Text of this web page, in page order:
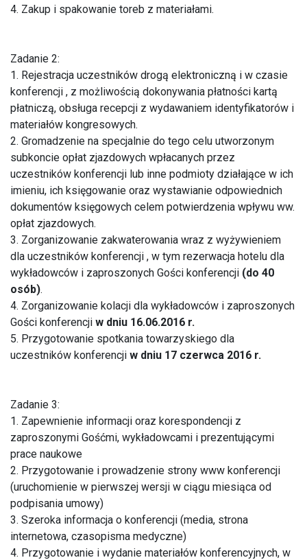
4. Zakup i spakowanie toreb z materiałami.
Zadanie 2:
1. Rejestracja uczestników drogą elektroniczną i w czasie
konferencji , z możliwością dokonywania płatności kartą
płatniczą, obsługa recepcji z wydawaniem identyfikatorów i
materiałów kongresowych.
2. Gromadzenie na specjalnie do tego celu utworzonym
subkoncie opłat zjazdowych wpłacanych przez
uczestników konferencji lub inne podmioty działające w ich
imieniu, ich księgowanie oraz wystawianie odpowiednich
dokumentów księgowych celem potwierdzenia wpływu ww.
opłat zjazdowych.
3. Zorganizowanie zakwaterowania wraz z wyżywieniem
dla uczestników konferencji , w tym rezerwacja hotelu dla
wykładowców i zaproszonych Gości konferencji (do 40
osób).
4. Zorganizowanie kolacji dla wykładowców i zaproszonych
Gości konferencji w dniu 16.06.2016 r.
5. Przygotowanie spotkania towarzyskiego dla
uczestników konferencji w dniu 17 czerwca 2016 r.
Zadanie 3:
1. Zapewnienie informacji oraz korespondencji z
zaproszonymi Gośćmi, wykładowcami i prezentującymi
prace naukowe
2. Przygotowanie i prowadzenie strony www konferencji
(uruchomienie w pierwszej wersji w ciągu miesiąca od
podpisania umowy)
3. Szeroka informacja o konferencji (media, strona
internetowa, czasopisma medyczne)
4. Przygotowanie i wydanie materiałów konferencyjnych, w